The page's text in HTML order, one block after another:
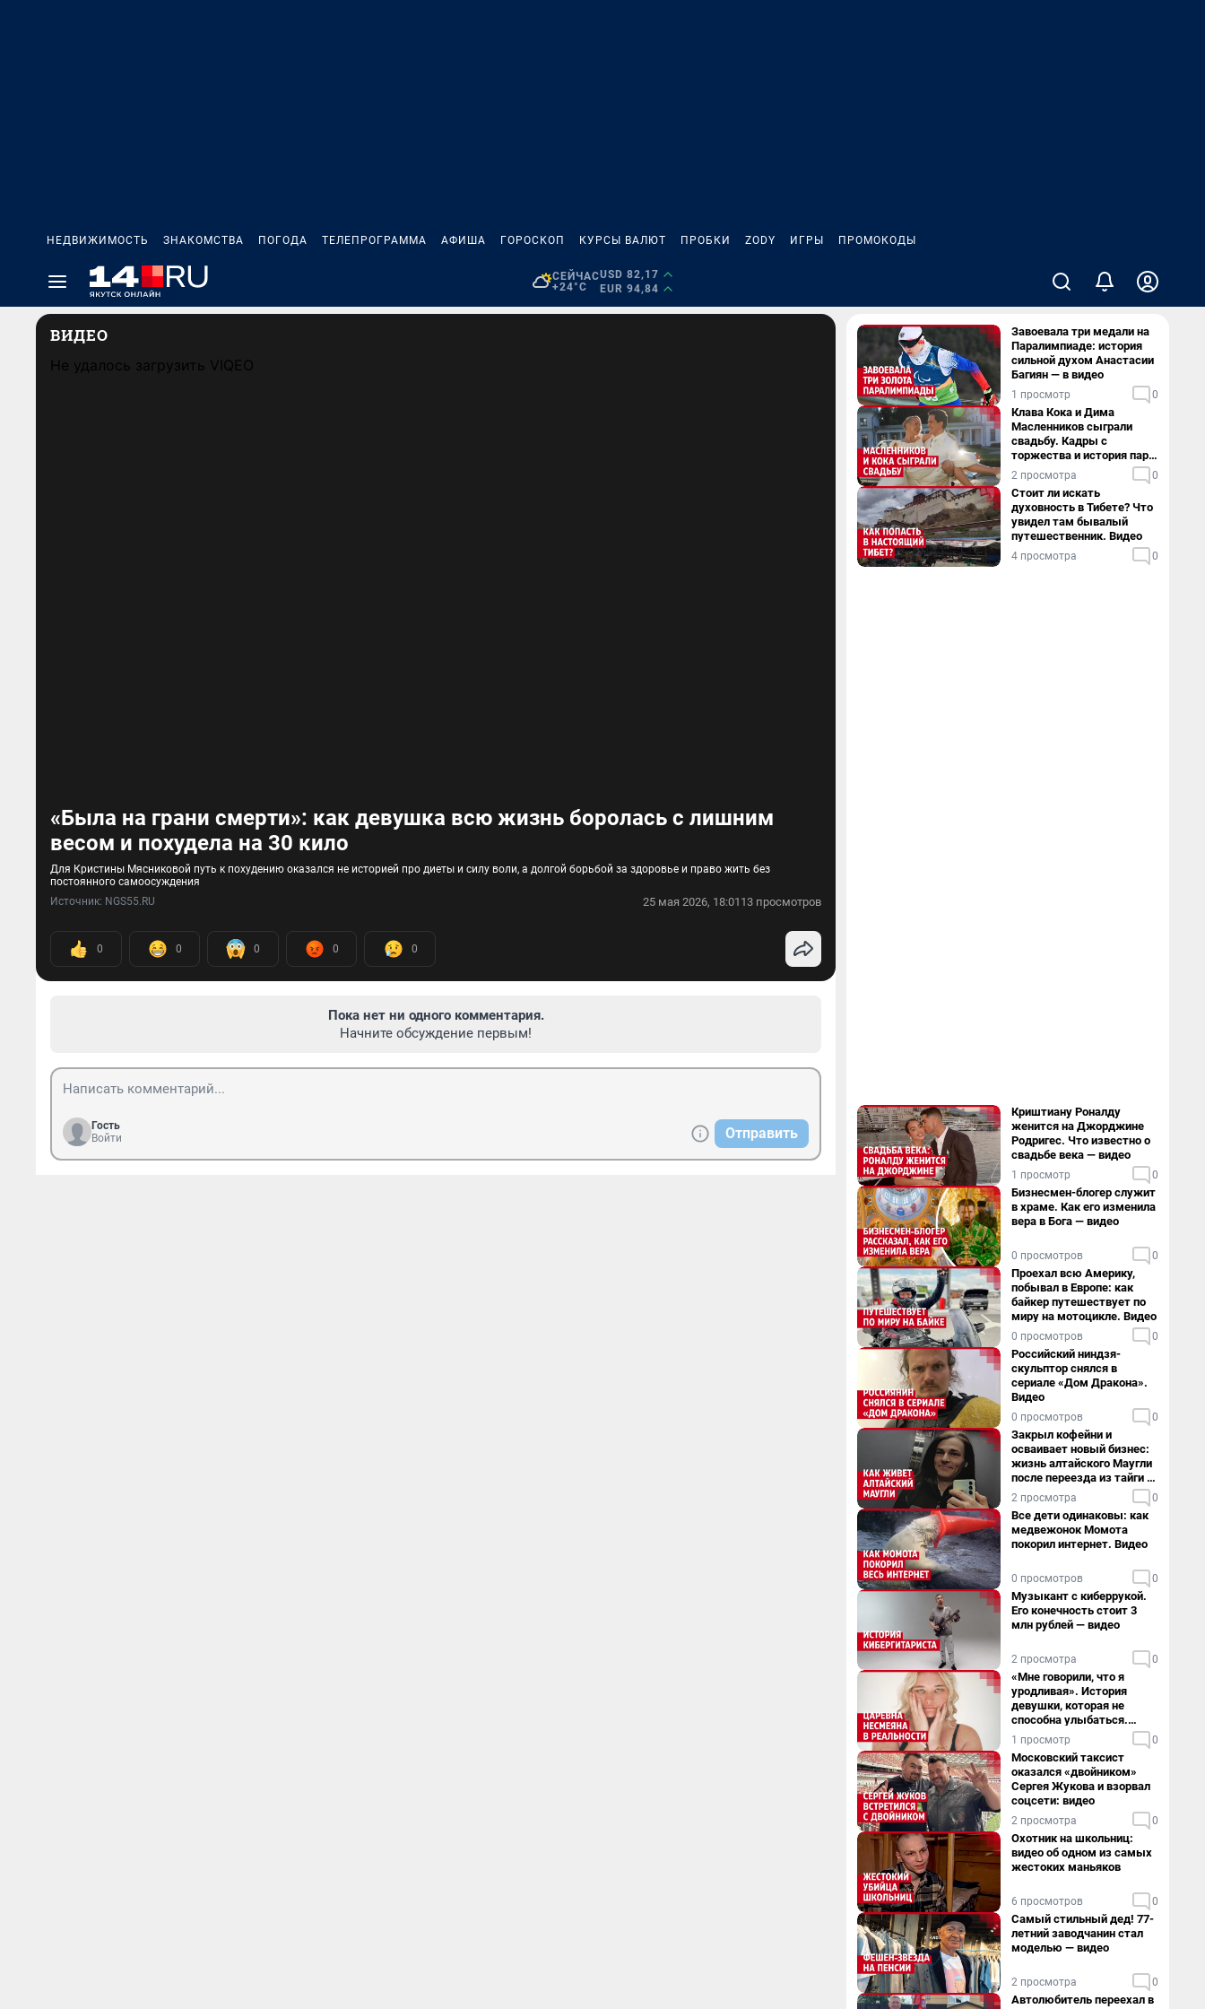
НЕДВИЖИМОСТЬ ЗНАКОМСТВА ПОГОДА ТЕЛЕПРОГРАММА АФИША ГОРОСКОП КУРСЫ ВАЛЮТ ПРОБКИ ZODY ИГРЫ ПРОМОКОДЫ
СЕЙЧАС
+24°C
USD 82,17
EUR 94,84
ВИДЕО
Не удалось загрузить VIQEO
«Была на грани смерти»: как девушка всю жизнь боролась с лишним
весом и похудела на 30 кило
Для Кристины Мясниковой путь к похудению оказался не историей про диеты и силу воли, а долгой борьбой за здоровье и право жить без
постоянного самоосуждения
Источник: NGS55.RU 25 мая 2026, 18:01 13 просмотров
0 0 0 0 0
Пока нет ни одного комментария.
Начните обсуждение первым!
Гость
Войти
Отправить
Завоевала три медали на
Паралимпиаде: история
сильной духом Анастасии
Багиян — в видео
1 просмотр 0
Клава Кока и Дима
Масленников сыграли
свадьбу. Кадры с
торжества и история пары
— в видео
2 просмотра 0
Стоит ли искать
духовность в Тибете? Что
увидел там бывалый
путешественник. Видео
4 просмотра 0
Криштиану Роналду
женится на Джорджине
Родригес. Что известно о
свадьбе века — видео
1 просмотр 0
Бизнесмен-блогер служит
в храме. Как его изменила
вера в Бога — видео
0 просмотров 0
Проехал всю Америку,
побывал в Европе: как
байкер путешествует по
миру на мотоцикле. Видео
0 просмотров 0
Российский ниндзя-
скульптор снялся в
сериале «Дом Дракона».
Видео
0 просмотров 0
Закрыл кофейни и
осваивает новый бизнес:
жизнь алтайского Маугли
после переезда из тайги в
столицу
2 просмотра 0
Все дети одинаковы: как
медвежонок Момота
покорил интернет. Видео
0 просмотров 0
Музыкант с киберрукой.
Его конечность стоит 3
млн рублей — видео
2 просмотра 0
«Мне говорили, что я
уродливая». История
девушки, которая не
способна улыбаться.
Видео
1 просмотр 0
Московский таксист
оказался «двойником»
Сергея Жукова и взорвал
соцсети: видео
2 просмотра 0
Охотник на школьниц:
видео об одном из самых
жестоких маньяков
6 просмотров 0
Самый стильный дед! 77-
летний заводчанин стал
моделью — видео
2 просмотра 0
Автолюбитель переехал в